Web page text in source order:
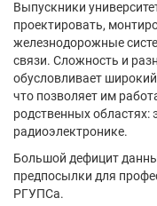
Выпускники
проектировать,
железнодорожные
связи. Сложность и
обусловливает
что позволяет им
родственных областях:
радиоэлектронике.
Большой дефицит
предпосылки для
РГУПСа.